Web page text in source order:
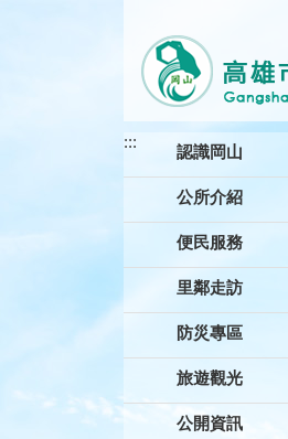
:::
認識岡山
公所介紹
便民服務
里鄰走訪
防災專區
旅遊觀光
公開資訊